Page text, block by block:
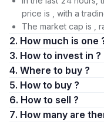
price is , with a
The market cap is ,
2. How much is one
3. How to invest in ?
4. Where to buy ?
5. How to buy ?
6. How to sell ?
7. How many